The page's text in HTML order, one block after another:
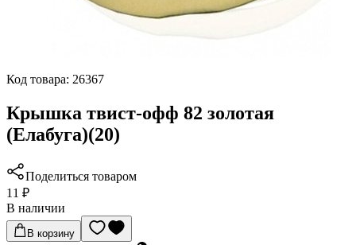
Код товара: 26367
Крышка твист-офф 82 золотая
(Елабуга)(20)
Поделиться товаром
11 ₽
В наличии
В корзину